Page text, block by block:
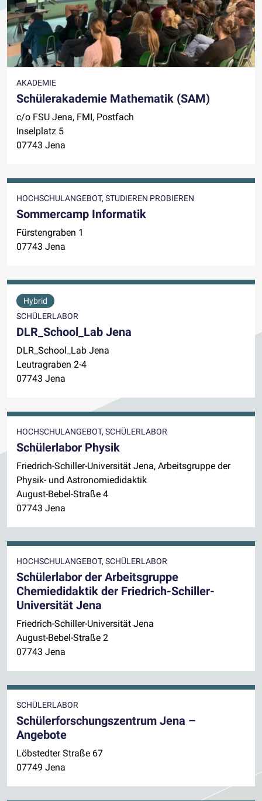
AKADEMIE
Schülerakademie Mathematik (SAM)
c/o FSU Jena, FMI, Postfach
Inselplatz 5
07743 Jena
HOCHSCHULANGEBOT, STUDIEREN PROBIEREN
Sommercamp Informatik
Fürstengraben 1
07743 Jena
Hybrid
SCHÜLERLABOR
DLR_School_Lab Jena
DLR_School_Lab Jena
Leutragraben 2-4
07743 Jena
HOCHSCHULANGEBOT, SCHÜLERLABOR
Schülerlabor Physik
Friedrich-Schiller-Universität Jena, Arbeitsgruppe der
Physik- und Astronomiedidaktik
August-Bebel-Straße 4
07743 Jena
HOCHSCHULANGEBOT, SCHÜLERLABOR
Schülerlabor der Arbeitsgruppe
Chemiedidaktik der Friedrich-Schiller-
Universität Jena
Friedrich-Schiller-Universität Jena
August-Bebel-Straße 2
07743 Jena
SCHÜLERLABOR
Schülerforschungszentrum Jena –
Angebote
Löbstedter Straße 67
07749 Jena